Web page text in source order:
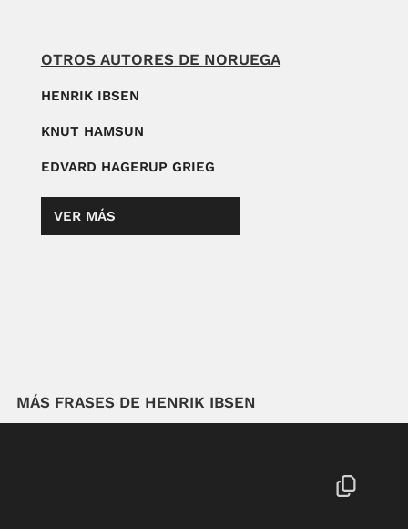
OTROS AUTORES DE NORUEGA
HENRIK IBSEN
KNUT HAMSUN
EDVARD HAGERUP GRIEG
VER MÁS
MÁS FRASES DE HENRIK IBSEN